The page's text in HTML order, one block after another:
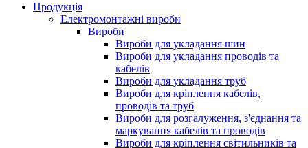
Продукція
Електромонтажні вироби
Вироби
Вироби для укладання шин
Вироби для укладання проводів та
кабелів
Вироби для укладання труб
Вироби для кріплення кабелів,
проводів та труб
Вироби для розгалуження, з'єднання та
маркування кабелів та проводів
Вироби для кріплення світильників та